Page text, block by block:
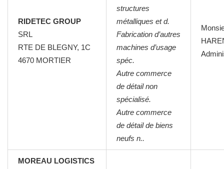
RIDETEC GROUP
SRL
RTE DE BLEGNY, 1C
4670 MORTIER
structures
métalliques et d.
Fabrication d’autres
machines d’usage
spéc.
Autre commerce
de détail non
spécialisé.
Autre commerce
de détail de biens
neufs n..
MOREAU LOGISTICS